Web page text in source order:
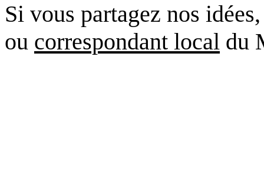
Si vous partagez nos
ou correspondant local du